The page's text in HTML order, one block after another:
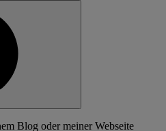
Blog oder meiner Webseite